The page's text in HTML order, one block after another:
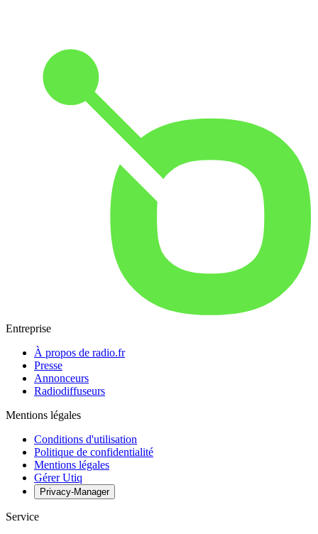
Entreprise
À propos de radio.fr
Presse
Annonceurs
Radiodiffuseurs
Mentions légales
Conditions d'utilisation
Politique de confidentialité
Mentions légales
Gérer Utiq
Privacy-Manager
Service